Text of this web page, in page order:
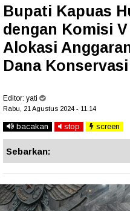
Bupati Kapuas
dengan Komisi
Alokasi
Dana
Editor: yati
Rabu, 21 Agustus 2024 - 11.14
bacakan stop screen
Sebarkan: